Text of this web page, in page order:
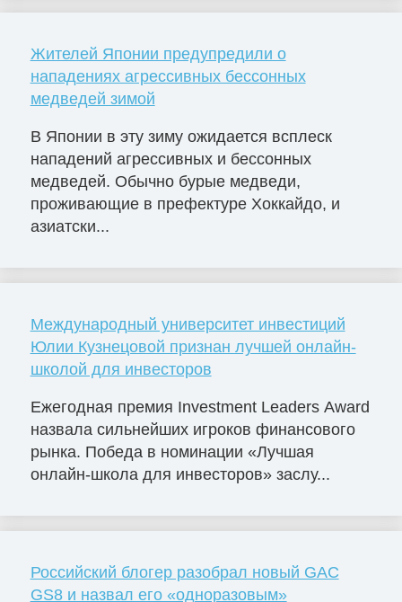
Жителей Японии предупредили о
нападениях агрессивных бессонных
медведей зимой
В Японии в эту зиму ожидается всплеск
нападений агрессивных и бессонных
медведей. Обычно бурые медведи,
проживающие в префектуре Хоккайдо, и
азиатски...
Международный университет инвестиций
Юлии Кузнецовой признан лучшей онлайн-
школой для инвесторов
Ежегодная премия Investment Leaders Award
назвала сильнейших игроков финансового
рынка. Победа в номинации «Лучшая
онлайн-школа для инвесторов» заслу...
Российский блогер разобрал новый GAC
GS8 и назвал его «одноразовым»